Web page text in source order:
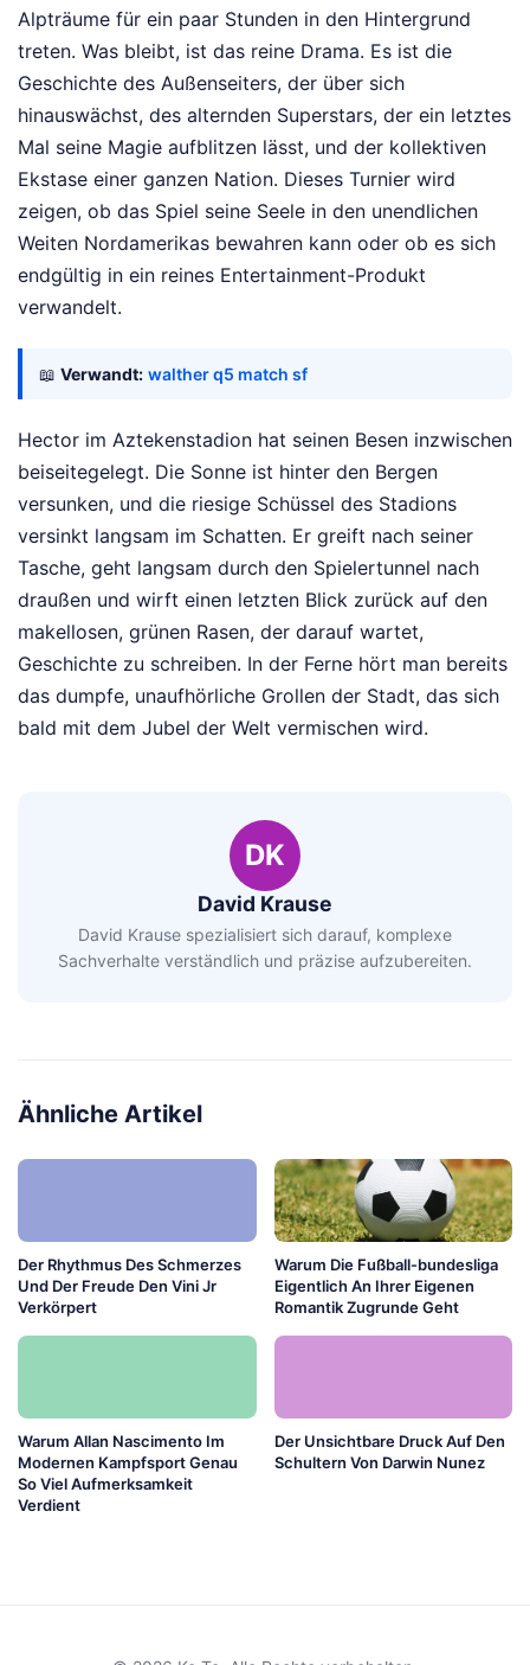
Alpträume für ein paar Stunden in den Hintergrund
treten. Was bleibt, ist das reine Drama. Es ist die
Geschichte des Außenseiters, der über sich
hinauswächst, des alternden Superstars, der ein letztes
Mal seine Magie aufblitzen lässt, und der kollektiven
Ekstase einer ganzen Nation. Dieses Turnier wird
zeigen, ob das Spiel seine Seele in den unendlichen
Weiten Nordamerikas bewahren kann oder ob es sich
endgültig in ein reines Entertainment-Produkt
verwandelt.
📖 Verwandt: walther q5 match sf
Hector im Aztekenstadion hat seinen Besen inzwischen
beiseitegelegt. Die Sonne ist hinter den Bergen
versunken, und die riesige Schüssel des Stadions
versinkt langsam im Schatten. Er greift nach seiner
Tasche, geht langsam durch den Spielertunnel nach
draußen und wirft einen letzten Blick zurück auf den
makellosen, grünen Rasen, der darauf wartet,
Geschichte zu schreiben. In der Ferne hört man bereits
das dumpfe, unaufhörliche Grollen der Stadt, das sich
bald mit dem Jubel der Welt vermischen wird.
DK
David Krause
David Krause spezialisiert sich darauf, komplexe
Sachverhalte verständlich und präzise aufzubereiten.
Ähnliche Artikel
Der Rhythmus Des Schmerzes
Und Der Freude Den Vini Jr
Verkörpert
Warum Die Fußball-bundesliga
Eigentlich An Ihrer Eigenen
Romantik Zugrunde Geht
Warum Allan Nascimento Im
Modernen Kampfsport Genau
So Viel Aufmerksamkeit
Verdient
Der Unsichtbare Druck Auf Den
Schultern Von Darwin Nunez